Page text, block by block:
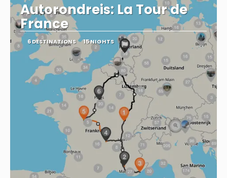
Autorondreis: La Tour de
France
6 DESTINATIONS 15 NIGHTS